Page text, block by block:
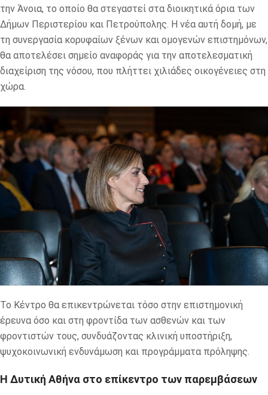
την Άνοια, το οποίο θα στεγαστεί στα διοικητικά όρια των
Δήμων Περιστερίου και Πετρούπολης. Η νέα αυτή δομή, με
τη συνεργασία κορυφαίων ξένων και ομογενών επιστημόνων,
θα αποτελέσει σημείο αναφοράς για την αποτελεσματική
διαχείριση της νόσου, που πλήττει χιλιάδες οικογένειες στη
χώρα.
Το Κέντρο θα επικεντρώνεται τόσο στην επιστημονική
έρευνα όσο και στη φροντίδα των ασθενών και των
φροντιστών τους, συνδυάζοντας κλινική υποστήριξη,
ψυχοκοινωνική ενδυνάμωση και προγράμματα πρόληψης.
Η Δυτική Αθήνα στο επίκεντρο των παρεμβάσεων